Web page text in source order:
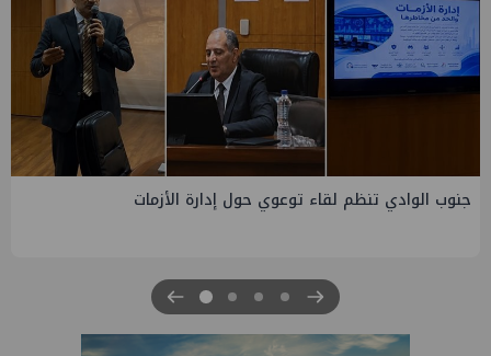
التخطيط والبترول يبحثان جهود تحقيق أمن الطاقة ضمن خطة